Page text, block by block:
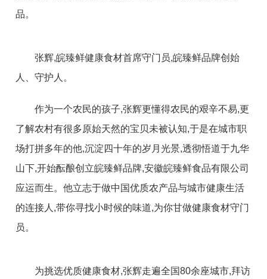
品。
张辉,皖臻鲜健康食材首席守门员,皖臻鲜品牌创始
人、守护人。
作为一个农民的孩子,张辉更懂得农民的艰辛不易,更
了解农村有很多原始天然的宝贝未被认知,于是在城市职
场打拼多年的他,沉淀四十年的岁月光景,透彻悟道于九华
山下,开始酝酿创立皖臻鲜品牌,安徽皖臻鲜食品有限公司
应运而生。他立志于做中国优质农产品与城市健康生活
的连接人,带你寻找小时候的味道,为你甘做健康食材守门
员。
为挑选优质健康食材,张辉走遍全国80余座城市,拜访